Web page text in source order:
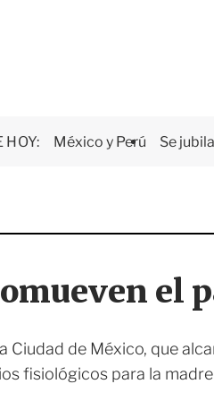
HOY: México y Perú Se
el
Ciudad de México, que
fisiológicos para la